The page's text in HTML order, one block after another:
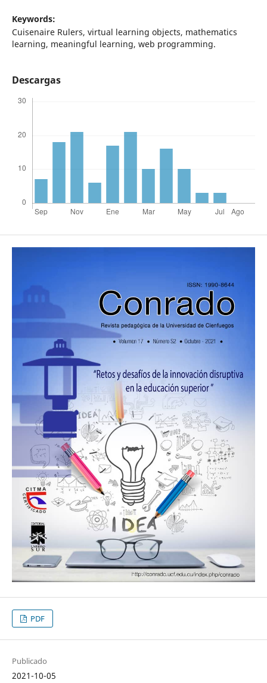
Keywords:
Cuisenaire Rulers, virtual learning objects, mathematics
learning, meaningful learning, web programming.
Descargas
PDF
Publicado
2021-10-05